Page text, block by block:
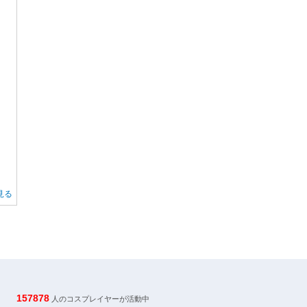
る
157878 人のコスプレイヤーが活動中